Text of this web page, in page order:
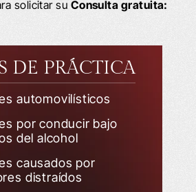
solicitar su Consulta gratuita:
DE PRÁCTICA
automovilísticos
por conducir bajo
del alcohol
causados por
distraídos